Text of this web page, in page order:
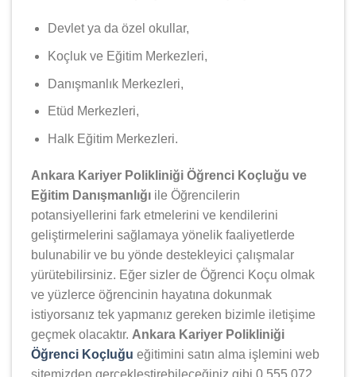
Devlet ya da özel okullar,
Koçluk ve Eğitim Merkezleri,
Danışmanlık Merkezleri,
Etüd Merkezleri,
Halk Eğitim Merkezleri.
Ankara Kariyer Polikliniği Öğrenci Koçluğu ve
Eğitim Danışmanlığı ile Öğrencilerin
potansiyellerini fark etmelerini ve kendilerini
geliştirmelerini sağlamaya yönelik faaliyetlerde
bulunabilir ve bu yönde destekleyici çalışmalar
yürütebilirsiniz. Eğer sizler de Öğrenci Koçu olmak
ve yüzlerce öğrencinin hayatına dokunmak
istiyorsanız tek yapmanız gereken bizimle iletişime
geçmek olacaktır. Ankara Kariyer Polikliniği
Öğrenci Koçluğu eğitimini satın alma işlemini web
sitemizden gerçekleştirebileceğiniz gibi 0 555 072